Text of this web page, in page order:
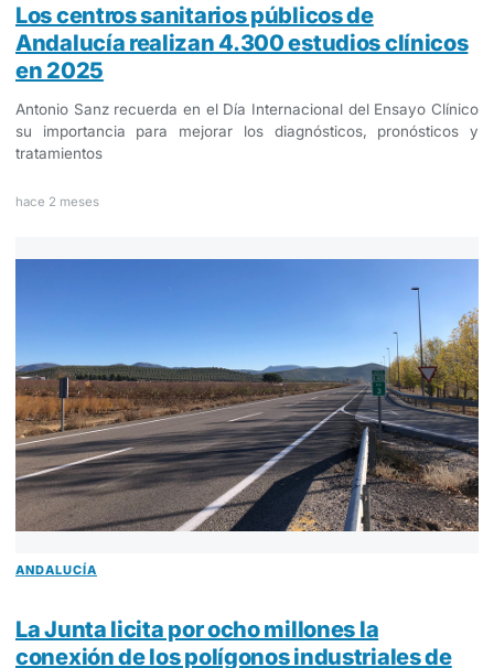
Los centros sanitarios públicos de
Andalucía realizan 4.300 estudios clínicos
en 2025
Antonio Sanz recuerda en el Día Internacional del Ensayo Clínico
su importancia para mejorar los diagnósticos, pronósticos y
tratamientos
hace 2 meses
ANDALUCÍA
La Junta licita por ocho millones la
conexión de los polígonos industriales de